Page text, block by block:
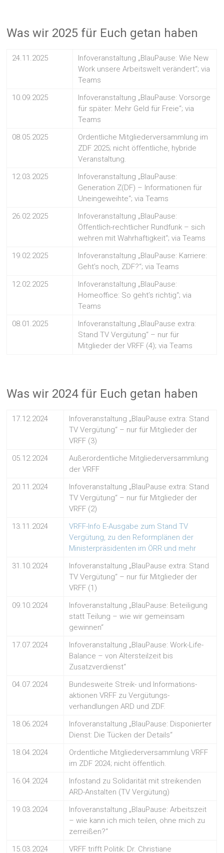
Was wir 2025 für Euch getan haben
24.11.2025
Infoveranstaltung „BlauPause: Wie New
Work unsere Arbeitswelt verändert“; via
Teams
10.09.2025
Infoveranstaltung „BlauPause: Vorsorge
für später: Mehr Geld für Freie“; via
Teams
08.05.2025
Ordentliche Mitgliederversammlung im
ZDF 2025; nicht öffentliche, hybride
Veranstaltung.
12.03.2025
Infoveranstaltung „BlauPause:
Generation Z(DF) – Informationen für
Uneingeweihte“; via Teams
26.02.2025
Infoveranstaltung „BlauPause:
Öffentlich-rechtlicher Rundfunk – sich
wehren mit Wahrhaftigkeit“; via Teams
19.02.2025
Infoveranstaltung „BlauPause: Karriere:
Geht’s noch, ZDF?“; via Teams
12.02.2025
Infoveranstaltung „BlauPause:
Homeoffice: So geht’s richtig“; via
Teams
08.01.2025
Infoveranstaltung „BlauPause extra:
Stand TV Vergütung“ – nur für
Mitglieder der VRFF (4); via Teams
Was wir 2024 für Euch getan haben
17.12.2024
Infoveranstaltung „BlauPause extra: Stand
TV Vergütung“ – nur für Mitglieder der
VRFF (3)
05.12.2024
Außerordentliche Mitgliederversammlung
der VRFF
20.11.2024
Infoveranstaltung „BlauPause extra: Stand
TV Vergütung“ – nur für Mitglieder der
VRFF (2)
13.11.2024
VRFF-Info E-Ausgabe zum Stand TV
Vergütung, zu den Reformplänen der
Ministerpräsidenten im ÖRR und mehr
31.10.2024
Infoveranstaltung „BlauPause extra: Stand
TV Vergütung“ – nur für Mitglieder der
VRFF (1)
09.10.2024
Infoveranstaltung „BlauPause: Beteiligung
statt Teilung – wie wir gemeinsam
gewinnen“
17.07.2024
Infoveranstaltung „BlauPause: Work-Life-
Balance – von Altersteilzeit bis
Zusatzverdienst“
04.07.2024
Bundesweite Streik- und Informations-
aktionen VRFF zu Vergütungs-
verhandlungen ARD und ZDF.
18.06.2024
Infoveranstaltung „BlauPause: Disponierter
Dienst: Die Tücken der Details“
18.04.2024
Ordentliche Mitgliederversammlung VRFF
im ZDF 2024; nicht öffentlich.
16.04.2024
Infostand zu Solidarität mit streikenden
ARD-Anstalten (TV Vergütung)
19.03.2024
Infoveranstaltung „BlauPause: Arbeitszeit
– wie kann ich mich teilen, ohne mich zu
zerreißen?“
15.03.2024
VRFF trifft Politik: Dr. Christiane